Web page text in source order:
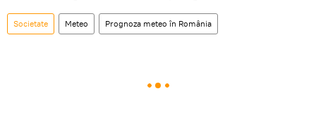
Societate Meteo Prognoza meteo în România